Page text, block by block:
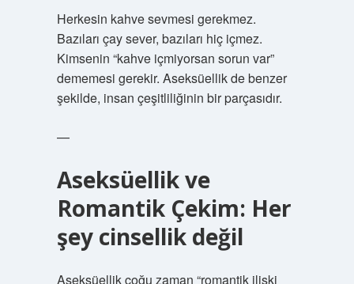
Herkesin kahve sevmesi gerekmez.
Bazıları çay sever, bazıları hiç içmez.
Kimsenin “kahve içmiyorsan sorun var”
dememesi gerekir. Aseksüellik de benzer
şekilde, insan çeşitliliğinin bir parçasıdır.
—
Aseksüellik ve
Romantik Çekim: Her
şey cinsellik değil
Aseksüellik çoğu zaman “romantik ilişki